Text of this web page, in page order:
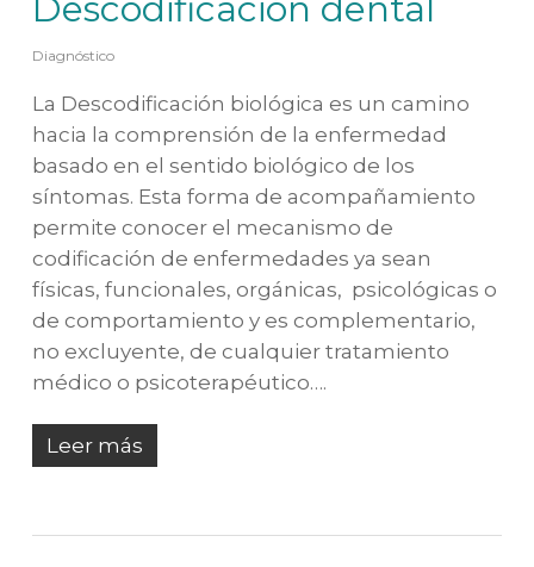
Diagnóstico
La Descodificación biológica es un camino
hacia la comprensión de la enfermedad
basado en el sentido biológico de los
síntomas. Esta forma de acompañamiento
permite conocer el mecanismo de
codificación de enfermedades ya sean
físicas, funcionales, orgánicas, psicológicas o
de comportamiento y es complementario,
no excluyente, de cualquier tratamiento
médico o psicoterapéutico….
Leer más